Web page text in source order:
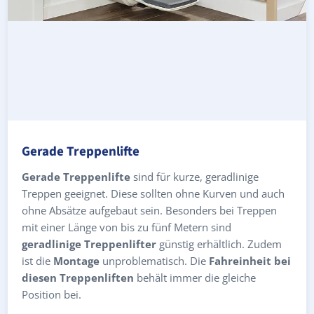
Gerade Treppenlifte
Gerade Treppenlifte sind für kurze, geradlinige
Treppen geeignet. Diese sollten ohne Kurven und auch
ohne Absätze aufgebaut sein. Besonders bei Treppen
mit einer Länge von bis zu fünf Metern sind
geradlinige Treppenlifter günstig erhältlich. Zudem
ist die Montage unproblematisch. Die Fahreinheit bei
diesen Treppenliften behält immer die gleiche
Position bei.